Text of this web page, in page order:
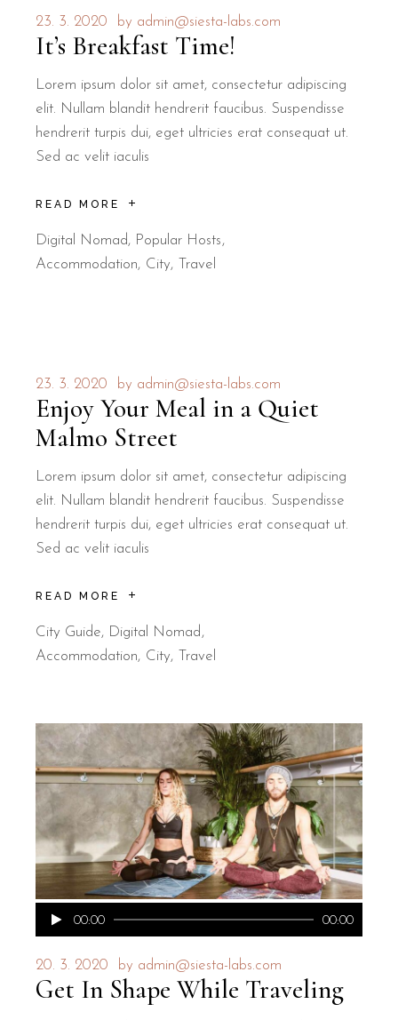
23. 3. 2020 by admin@siesta-labs.com
It’s Breakfast Time!
Lorem ipsum dolor sit amet, consectetur adipiscing
elit. Nullam blandit hendrerit faucibus. Suspendisse
hendrerit turpis dui, eget ultricies erat consequat ut.
Sed ac velit iaculis
READ MORE
Digital Nomad, Popular Hosts
Accommodation
City Travel
23. 3. 2020 by admin@siesta-labs.com
Enjoy Your Meal in a Quiet
Malmo Street
Lorem ipsum dolor sit amet, consectetur adipiscing
elit. Nullam blandit hendrerit faucibus. Suspendisse
hendrerit turpis dui, eget ultricies erat consequat ut.
Sed ac velit iaculis
READ MORE
City Guide, Digital Nomad
Accommodation
City Travel
Audio
přehrávač
00:00 00:00
20. 3. 2020 by admin@siesta-labs.com
Get In Shape While Traveling